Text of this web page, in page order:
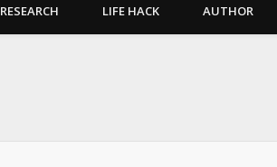
RESEARCH LIFE HACK AUTHOR